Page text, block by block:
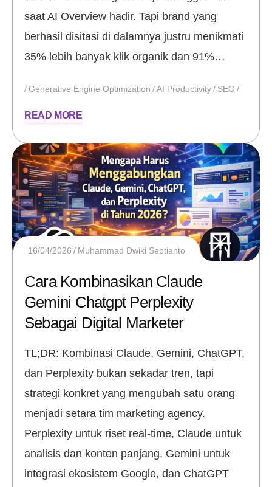
saat AI Overview hadir. Tapi brand yang
berhasil disitasi di dalamnya justru menikmati
35% lebih banyak klik organik dan 91%…
Generative Engine Optimization AI Productivity SEO
READ MORE
16/04/2026 Muhammad Dwiki Septianto
Cara Kombinasikan Claude
Gemini Chatgpt Perplexity
Sebagai Digital Marketer
TL;DR: Kombinasi Claude, Gemini, ChatGPT,
dan Perplexity bukan sekadar tren, tapi
strategi konkret yang mengubah satu orang
menjadi setara tim marketing agency.
Perplexity untuk riset real-time, Claude untuk
analisis dan konten panjang, Gemini untuk
integrasi ekosistem Google, dan ChatGPT